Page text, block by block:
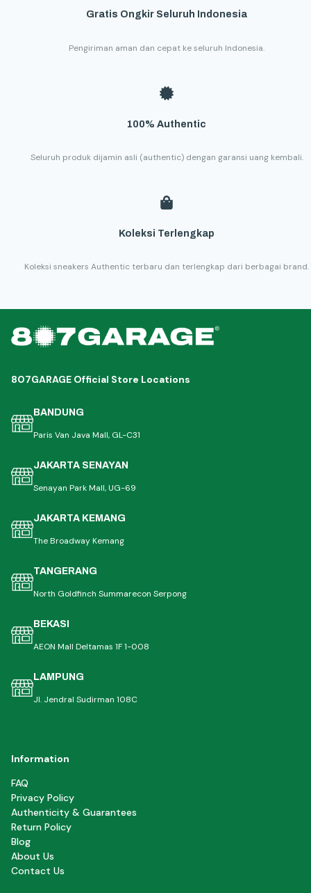
Gratis Ongkir Seluruh Indonesia
Pengiriman aman dan cepat ke seluruh Indonesia.
100% Authentic
Seluruh produk dijamin asli (authentic) dengan garansi uang kembali.
Koleksi Terlengkap
Koleksi sneakers Authentic terbaru dan terlengkap dari berbagai brand.
807GARAGE Official Store Locations
BANDUNG
Paris Van Java Mall, GL-C31
JAKARTA SENAYAN
Senayan Park Mall, UG-69
JAKARTA KEMANG
The Broadway Kemang
TANGERANG
North Goldfinch Summarecon Serpong
BEKASI
AEON Mall Deltamas 1F 1-008
LAMPUNG
Jl. Jendral Sudirman 108C
Information
FAQ
Privacy Policy
Authenticity & Guarantees
Return Policy
Blog
About Us
Contact Us